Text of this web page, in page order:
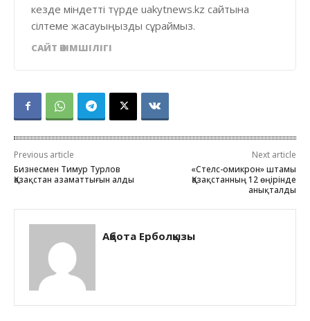
кезде міндетті түрде uakytnews.kz сайтына
сілтеме жасауыңызды сұраймыз.
САЙТ ӘКІМШІЛІГІ
Previous article
Бизнесмен Тимур Турлов
Қазақстан азаматтығын алды
Next article
«Стелс-омикрон» штамы
Қазақстанның 12 өңірінде
анықталды
Ақбота Ерболқызы